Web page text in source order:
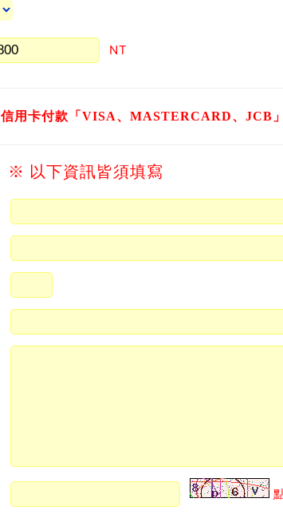
NT
信用卡付款「VISA、MASTERCARD、JCB」
※ 以下資訊皆須填寫